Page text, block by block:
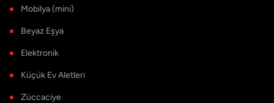
Mobilya (mini)
Beyaz Eşya
Elektronik
Küçük Ev Aletleri
Züccaciye